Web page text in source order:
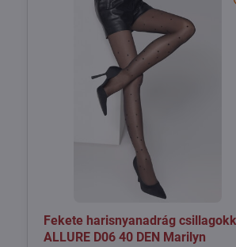
Fekete harisnyanadrág
ALLURE D06 40 DEN Marilyn